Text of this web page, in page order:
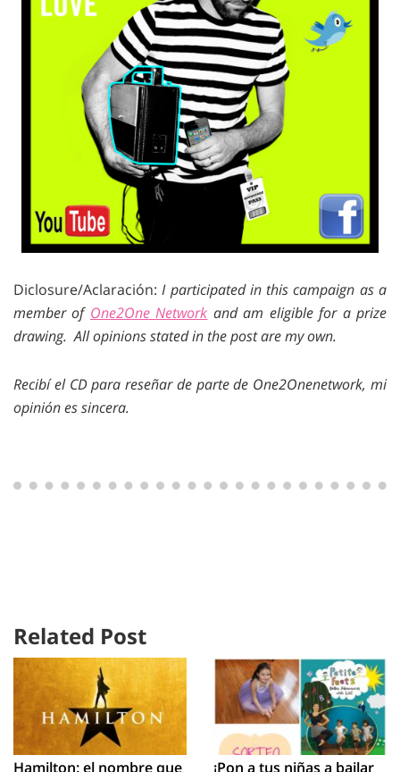
Diclosure/Aclaración:I participated in this campaign as a
member of One2One Network and am eligible for a prize
drawing. All opinions stated in the post are my own.
Recibí el CD para reseñar de parte de One2Onenetwork, mi
opinión es sincera.
Related Post
Hamilton: el nombre que ¡Pon a tus niñas a bailar